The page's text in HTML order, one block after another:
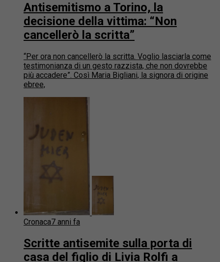
Antisemitismo a Torino, la
decisione della vittima: “Non
cancellerò la scritta”
“Per ora non cancellerò la scritta. Voglio lasciarla come
testimonianza di un gesto razzista, che non dovrebbe
più accadere”. Così Maria Bigliani, la signora di origine
ebree,
Cronaca7 anni fa
Scritte antisemite sulla porta di
casa del figlio di Livia Rolfi a